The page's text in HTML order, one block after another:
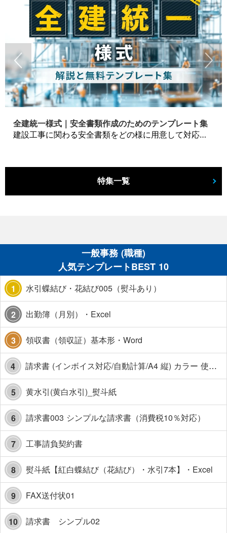
全建統一様式｜安全書類作成のためのテンプレート集
建設工事に関わる安全書類をどの様に用意して対応するか？関連書式テンプレートから書き方の注意点などの役立つコラムをbizoceanがお届けします。
特集一覧
一般事務 (職種)
人気テンプレートBEST 10
1 水引蝶結び・花結び005（熨斗あり）
2 出勤簿（月別）・Excel
3 領収書（領収証）基本形・Word
4 請求書 (インボイス対応/自動計算/A4 縦) カラー 使い方解説あり
5 黄水引(黄白水引)_熨斗紙
6 請求書003 シンプルな請求書（消費税10％対応）
7 工事請負契約書
8 熨斗紙【紅白蝶結び（花結び）・水引7本】・Excel
9 FAX送付状01
10 請求書 シンプル02